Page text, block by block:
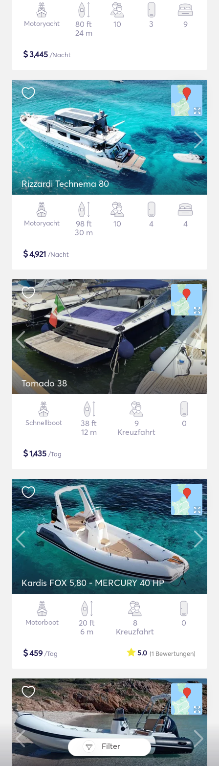
Filter
Motoryacht
80 ft
24 m
10 3 9
$3,445 /Nacht
Rizzardi Technema 80
Motoryacht
98 ft
30 m
10 4 4
$4,921 /Nacht
Tornado 38
Schnellboot
38 ft
12 m
9
Kreuzfahrt
0
$1,435 /Tag
Kardis FOX 5,80 - MERCURY 40 HP
Motorboot
20 ft
6 m
8
Kreuzfahrt
0
$459 /Tag (1 Bewertungen)
5.0